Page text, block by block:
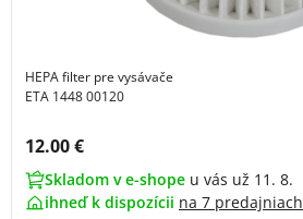
HEPA filter pre vysávače
ETA 1448 00120
Cena s DPH:
12.00 €
Skladom v e-shope u vás už 11. 8.
ihneď k dispozícii na 7 predajniach